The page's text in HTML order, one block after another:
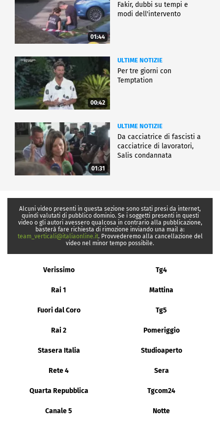
01:44
Fakir, dubbi su tempi e
modi dell'intervento
00:42
ULTIME NOTIZIE
Per tre giorni con
Temptation
01:31
ULTIME NOTIZIE
Da cacciatrice di fascisti a
cacciatrice di lavoratori,
Salis condannata
Alcuni video presenti in questa sezione sono stati presi da internet,
quindi valutati di pubblico dominio. Se i soggetti presenti in questi
video o gli autori avessero qualcosa in contrario alla pubblicazione,
basterà fare richiesta di rimozione inviando una mail a:
team_verticali@italiaonline.it. Provvederemo alla cancellazione del
video nel minor tempo possibile.
Verissimo Tg4
Rai 1 Mattina
Fuori dal Coro Tg5
Rai 2 Pomeriggio
Stasera Italia Studioaperto
Rete 4 Sera
Quarta Repubblica Tgcom24
Canale 5 Notte